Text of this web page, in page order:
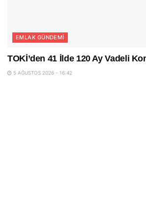
EMLAK GÜNDEMI
TOKİ’den 41 İlde 120 Ay Vadeli
5 AĞUSTOS 2026 - 16:42